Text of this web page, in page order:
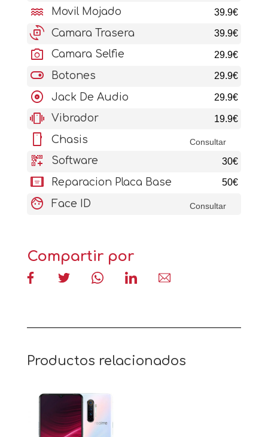
water Movil Mojado 39.9€
cameraswitch Camara Trasera 39.9€
photo_camera Camara Selfie 29.9€
toggle_on Botones 29.9€
album Jack De Audio 29.9€
vibration Vibrador 19.9€
stay_current_portrait Chasis Consultar
qr_code_2_add Software 30€
aod_tablet Reparacion Placa Base 50€
face Face ID Consultar
Compartir por
Productos relacionados